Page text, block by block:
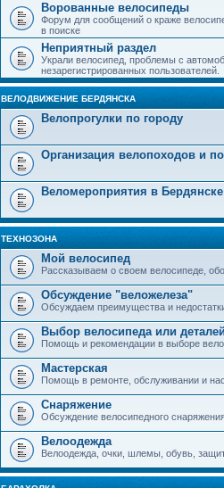
Ворованные велосипеды
Форум для сообщений о краже
в поиске
Неприятный раздел
Украли велосипед, проблемы с
незарегистрированных пользователей.
ВЕЛОДВИЖЕНИЕ БЕРДЯНСКА
Велопрогулки по городу
Организация велопоходов и
Веломероприятия в Бердянске
ТЕХНОЗОНА
Мой велосипед
Рассказываем о своем велосипеде,
Обсуждение "веложелеза"
Обсуждаем преимущества и
Выбор велосипеда или деталей
Помощь и рекомендации в выборе
Мастерская
Помощь в ремонте, обслуживании и
Снаряжение
Обсуждение велосипедного
Велоодежда
Велоодежда, очки, шлемы, обувь,